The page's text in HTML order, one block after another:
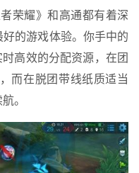
荣耀》和高通都有着深
的游戏体验。你手中的
时高效的分配资源，在团
而在脱团带线纸质适当
。